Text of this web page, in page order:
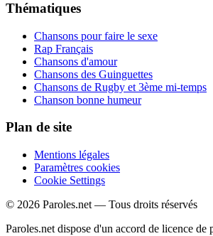
Thématiques
Chansons pour faire le sexe
Rap Français
Chansons d'amour
Chansons des Guinguettes
Chansons de Rugby et 3ème mi-temps
Chanson bonne humeur
Plan de site
Mentions légales
Paramètres cookies
Cookie Settings
© 2026 Paroles.net — Tous droits réservés
Paroles.net dispose d'un accord de licence de